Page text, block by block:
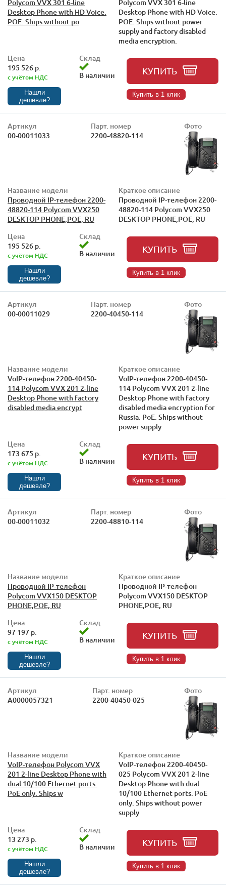
Polycom VVX 301 6-line
Desktop Phone with HD Voice.
POE. Ships without po
Polycom VVX 301 6-line
Desktop Phone with HD Voice.
POE. Ships without power
supply and factory disabled
media encryption.
Цена
195 526 р.
с учётом НДС
Нашли
дешевле?
Склад
В наличии
КУПИТЬ
Купить в 1 клик
Артикул
00-00011033
Парт. номер
2200-48820-114
Фото
Название модели
Проводной IP-телефон 2200-
48820-114 Polycom VVX250
DESKTOP PHONE,POE, RU
Краткое описание
Проводной IP-телефон 2200-
48820-114 Polycom VVX250
DESKTOP PHONE,POE, RU
Цена
195 526 р.
с учётом НДС
Нашли
дешевле?
Склад
В наличии
КУПИТЬ
Купить в 1 клик
Артикул
00-00011029
Парт. номер
2200-40450-114
Фото
Название модели
VoIP-телефон 2200-40450-
114 Polycom VVX 201 2-line
Desktop Phone with factory
disabled media encrypt
Краткое описание
VoIP-телефон 2200-40450-
114 Polycom VVX 201 2-line
Desktop Phone with factory
disabled media encryption for
Russia. PoE. Ships without
power supply
Цена
173 675 р.
с учётом НДС
Нашли
дешевле?
Склад
В наличии
КУПИТЬ
Купить в 1 клик
Артикул
00-00011032
Парт. номер
2200-48810-114
Фото
Название модели
Проводной IP-телефон
Polycom VVX150 DESKTOP
PHONE,POE, RU
Краткое описание
Проводной IP-телефон
Polycom VVX150 DESKTOP
PHONE,POE, RU
Цена
97 197 р.
с учётом НДС
Нашли
дешевле?
Склад
В наличии
КУПИТЬ
Купить в 1 клик
Артикул
А0000057321
Парт. номер
2200-40450-025
Фото
Название модели
VoIP-телефон Polycom VVX
201 2-line Desktop Phone with
dual 10/100 Ethernet ports.
PoE only. Ships w
Краткое описание
VoIP-телефон 2200-40450-
025 Polycom VVX 201 2-line
Desktop Phone with dual
10/100 Ethernet ports. PoE
only. Ships without power
supply
Цена
13 273 р.
с учётом НДС
Нашли
дешевле?
Склад
В наличии
КУПИТЬ
Купить в 1 клик